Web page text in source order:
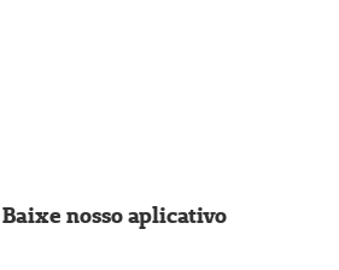
Baixe nosso aplicativo